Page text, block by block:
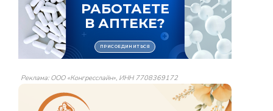
Реклама: ООО «Конгресслайн», ИНН 7708369172